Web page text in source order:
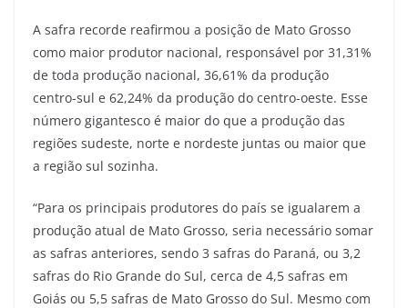
A safra recorde reafirmou a posição de Mato Grosso
como maior produtor nacional, responsável por 31,31%
de toda produção nacional, 36,61% da produção
centro-sul e 62,24% da produção do centro-oeste. Esse
número gigantesco é maior do que a produção das
regiões sudeste, norte e nordeste juntas ou maior que
a região sul sozinha.
“Para os principais produtores do país se igualarem a
produção atual de Mato Grosso, seria necessário somar
as safras anteriores, sendo 3 safras do Paraná, ou 3,2
safras do Rio Grande do Sul, cerca de 4,5 safras em
Goiás ou 5,5 safras de Mato Grosso do Sul. Mesmo com